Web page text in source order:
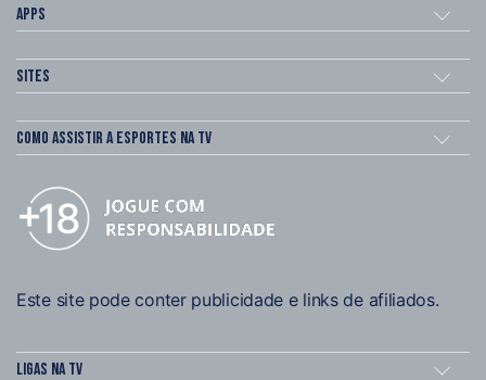
Apps
Sites
Como assistir a esportes na TV
Este site pode conter publicidade e links de afiliados.
Ligas na TV